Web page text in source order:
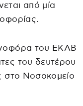
από μία
του ΕΚΑΒ
του δευτέρου
στο Νοσοκομείο